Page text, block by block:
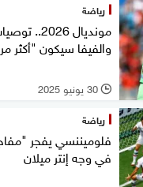
رياضة
مونديال
والفيفا سيكون "أكثر
l 30 يونيو 2025
رياضة
فلوميننسي يفجر
في وجه إنتر ميلان